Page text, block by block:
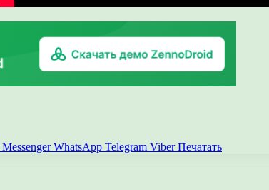
Messenger WhatsApp Telegram Viber Печатать